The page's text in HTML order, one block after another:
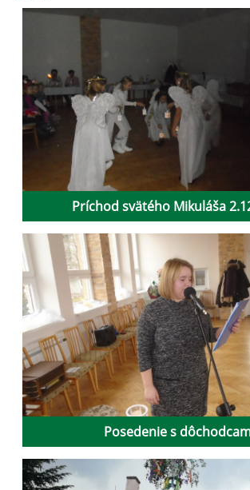
Príchod svätého Mikuláša
Posedenie s